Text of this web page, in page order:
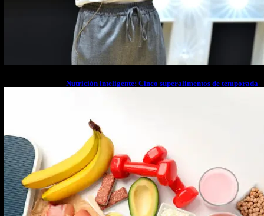
Nutrición inteligente: Cinco superalimentos de temporada